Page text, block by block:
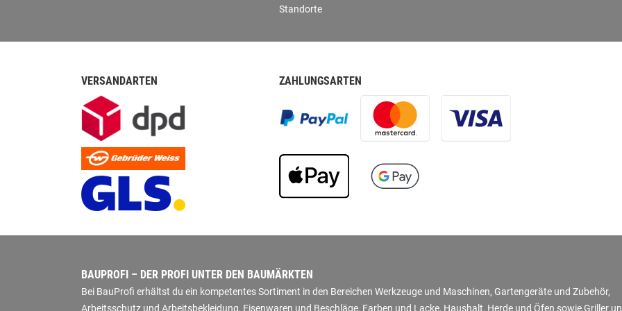
Standorte
VERSANDARTEN ZAHLUNGSARTEN
BAUPROFI – DER PROFI UNTER DEN BAUMÄRKTEN
Bei BauProfi erhältst du ein kompetentes Sortiment in den Bereichen Werkzeuge und Maschinen, Gartengeräte und Zubehör,
Arbeitsschutz und Arbeitsbekleidung, Eisenwaren und Beschläge, Farben und Lacke, Haushalt, Herde und Öfen sowie Griller